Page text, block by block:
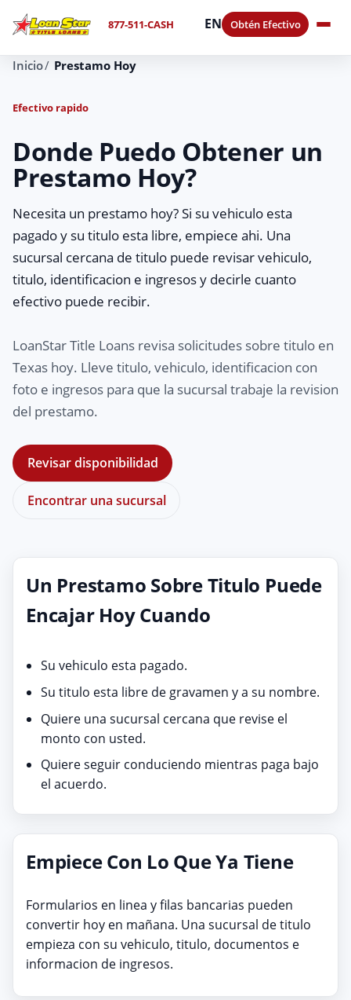
877-511-CASH EN Obtén Efectivo
Inicio Prestamo Hoy
Efectivo rapido
Donde Puedo Obtener un
Prestamo Hoy?
Necesita un prestamo hoy? Si su vehiculo esta
pagado y su titulo esta libre, empiece ahi. Una
sucursal cercana de titulo puede revisar vehiculo,
titulo, identificacion e ingresos y decirle cuanto
efectivo puede recibir.
LoanStar Title Loans revisa solicitudes sobre titulo en
Texas hoy. Lleve titulo, vehiculo, identificacion con
foto e ingresos para que la sucursal trabaje la revision
del prestamo.
Revisar disponibilidad
Encontrar una sucursal
Un Prestamo Sobre Titulo Puede
Encajar Hoy Cuando
Su vehiculo esta pagado.
Su titulo esta libre de gravamen y a su nombre.
Quiere una sucursal cercana que revise el
monto con usted.
Quiere seguir conduciendo mientras paga bajo
el acuerdo.
Empiece Con Lo Que Ya Tiene
Formularios en linea y filas bancarias pueden
convertir hoy en mañana. Una sucursal de titulo
empieza con su vehiculo, titulo, documentos e
informacion de ingresos.